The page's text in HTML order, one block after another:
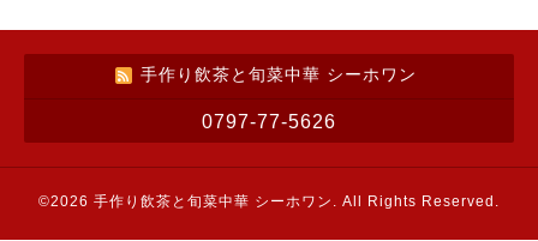
手作り飲茶と旬菜中華 シーホワン
0797-77-5626
©2026 手作り飲茶と旬菜中華 シーホワン . All Rights Reserved.